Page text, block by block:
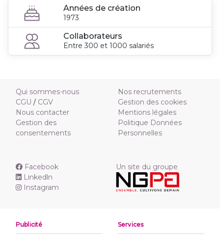
Années de création
1973
Collaborateurs
Entre 300 et 1000 salariés
Qui sommes-nous
CGU / CGV
Nous contacter
Gestion des
consentements
Nos recrutements
Gestion des cookies
Mentions légales
Politique Données
Personnelles
Facebook
Linkedln
Instagram
Un site du groupe
Publicité Services